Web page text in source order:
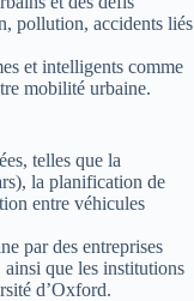
pollution, accidents liés
et intelligents comme
mobilité urbaine.
telles que la
la planification de
entre véhicules
par des entreprises
que les institutions
d’Oxford.